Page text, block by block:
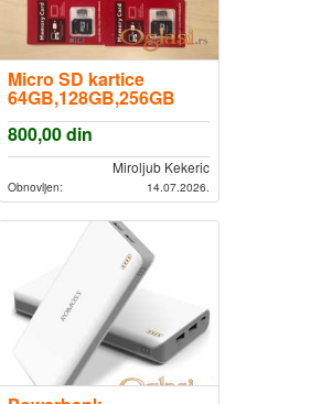
Micro SD kartice
64GB,128GB,256GB,512GB,1TB,2TB
800,00din
Miroljub Kekeric
Obnovljen: 14.07.2026.